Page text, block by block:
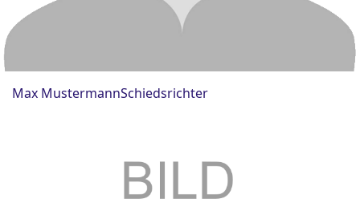
Max MustermannSchiedsrichter